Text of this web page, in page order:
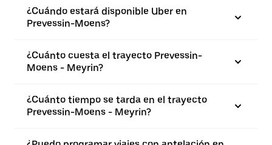
¿Cuándo estará disponible Uber en
Prevessin-Moens?
¿Cuánto cuesta el trayecto Prevessin-
Moens - Meyrin?
¿Cuánto tiempo se tarda en el trayecto
Prevessin-Moens - Meyrin?